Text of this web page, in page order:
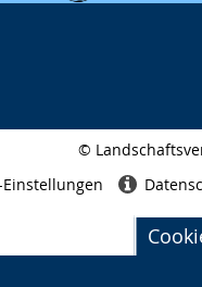
©
Einstellungen